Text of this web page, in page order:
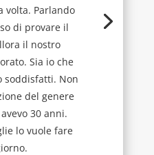
volta. Parlando
di provare il
il nostro
Sia io che
soddisfatti. Non
del genere
30 anni.
lo vuole fare